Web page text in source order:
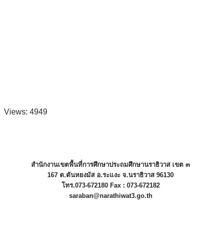
Views: 4949
สำนักงานเขตพื้นที่การศึกษาประถมศึกษานราธิวาส เขต ๓
167 ต.ตันหยงมัส อ.ระแงะ จ.นราธิวาส 96130
โทร.073-672180 Fax : 073-672182
saraban@narathiwat3.go.th